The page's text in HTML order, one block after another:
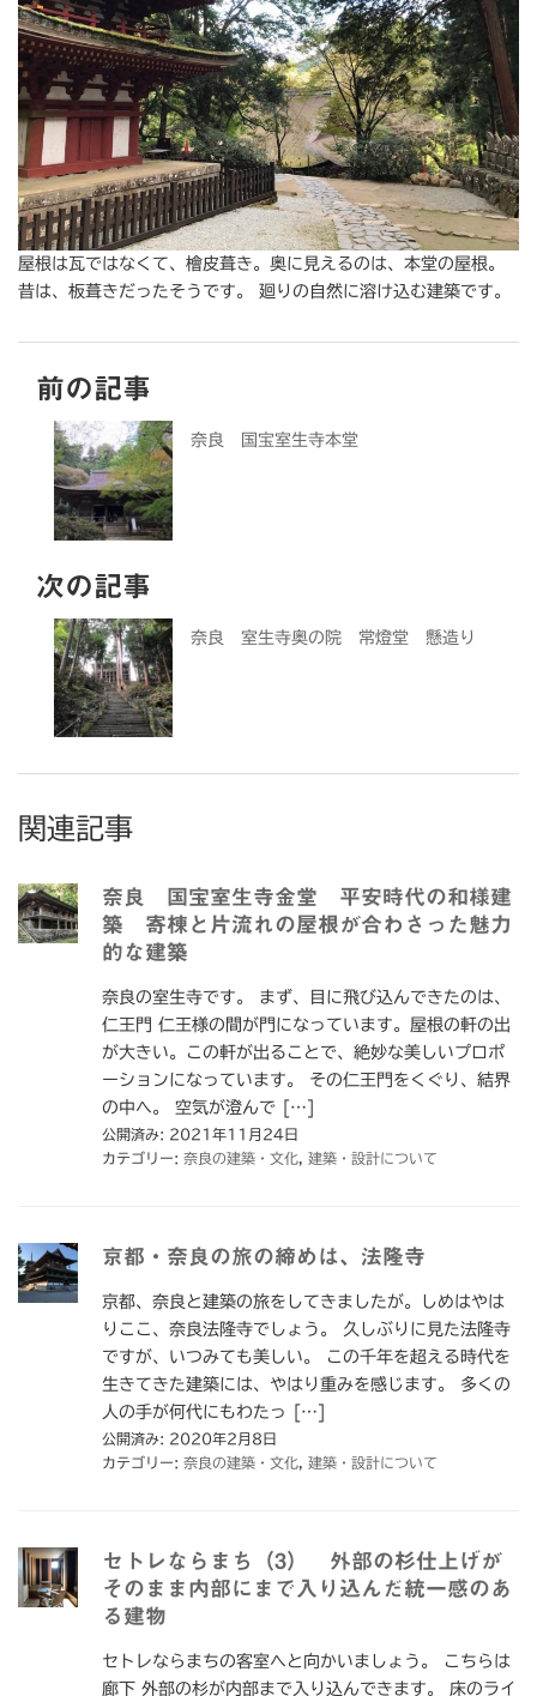
屋根は瓦ではなくて、檜皮葺き。奥に見えるのは、本堂の屋根。
昔は、板葺きだったそうです。 廻りの自然に溶け込む建築です。
前の記事
奈良 国宝室生寺本堂
次の記事
奈良 室生寺奥の院 常燈堂 懸造り
関連記事
奈良 国宝室生寺金堂 平安時代の和様建
築 寄棟と片流れの屋根が合わさった魅力
的な建築
奈良の室生寺です。 まず、目に飛び込んできたのは、
仁王門 仁王様の間が門になっています。屋根の軒の出
が大きい。この軒が出ることで、絶妙な美しいプロポ
ーションになっています。 その仁王門をくぐり、結界
の中へ。 空気が澄んで […]
公開済み: 2021年11月24日
カテゴリー: 奈良の建築・文化, 建築・設計について
京都・奈良の旅の締めは、法隆寺
京都、奈良と建築の旅をしてきましたが。しめはやは
りここ、奈良法隆寺でしょう。 久しぶりに見た法隆寺
ですが、いつみても美しい。 この千年を超える時代を
生きてきた建築には、やはり重みを感じます。 多くの
人の手が何代にもわたっ […]
公開済み: 2020年2月8日
カテゴリー: 奈良の建築・文化, 建築・設計について
セトレならまち（3） 外部の杉仕上げが
そのまま内部にまで入り込んだ統一感のあ
る建物
セトレならまちの客室へと向かいましょう。 こちらは
廊下 外部の杉が内部まで入り込んできます。 床のライ